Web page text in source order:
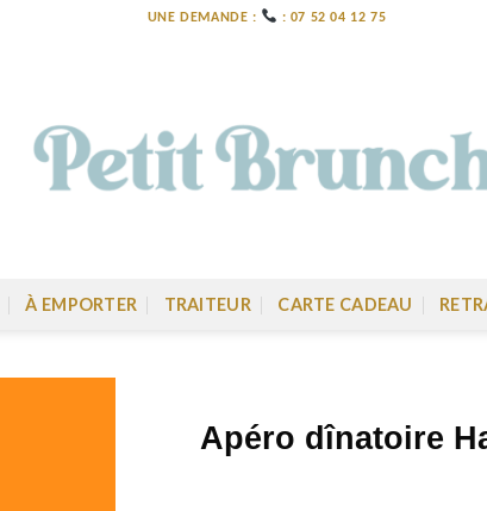
UNE DEMANDE : : 07 52 04 12 75
À EMPORTER TRAITEUR CARTE CADEAU
Apéro dînatoire